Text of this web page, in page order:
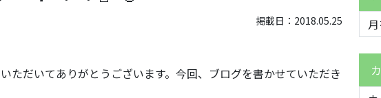
掲載日：2018.05.25
だいてありがとうございます。今回、ブログを書かせていただき